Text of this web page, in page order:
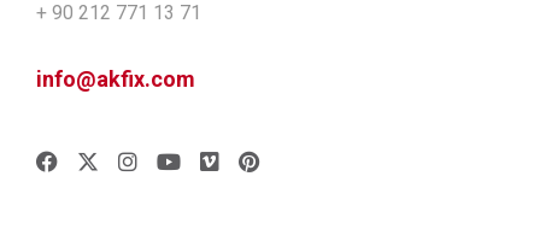
+ 90 212 771 13 71
info@akfix.com